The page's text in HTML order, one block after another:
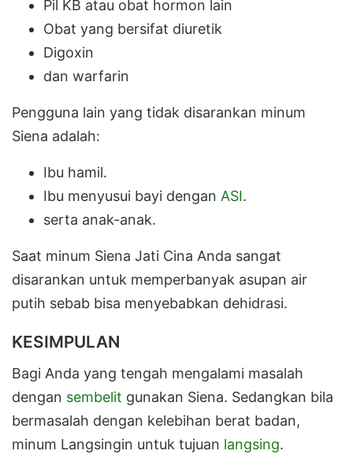
Pil KB atau obat hormon lain
Obat yang bersifat diuretik
Digoxin
dan warfarin
Pengguna lain yang tidak disarankan minum
Siena adalah:
Ibu hamil.
Ibu menyusui bayi dengan ASI.
serta anak-anak.
Saat minum Siena Jati Cina Anda sangat
disarankan untuk memperbanyak asupan air
putih sebab bisa menyebabkan dehidrasi.
KESIMPULAN
Bagi Anda yang tengah mengalami masalah
dengan sembelit gunakan Siena. Sedangkan bila
bermasalah dengan kelebihan berat badan,
minum Langsingin untuk tujuan langsing.